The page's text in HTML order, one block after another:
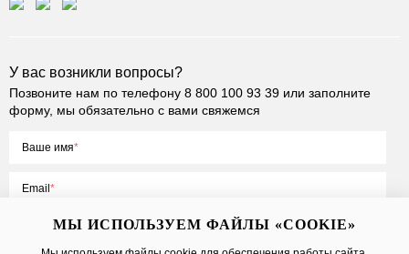
У вас возникли вопросы?
Позвоните нам по телефону 8 800 100 93 39 или заполните
форму, мы обязательно с вами свяжемся
Ваше имя
Email
МЫ ИСПОЛЬЗУЕМ ФАЙЛЫ «COOKIE»